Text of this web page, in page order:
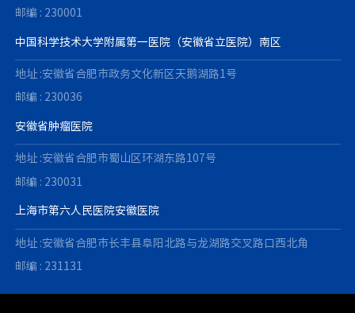
邮编 : 230001
中国科学技术大学附属第一医院（安徽省立医院）南区
地址 :安徽省合肥市政务文化新区天鹅湖路1号
邮编 : 230036
安徽省肿瘤医院
地址 :安徽省合肥市蜀山区环湖东路107号
邮编 : 230031
上海市第六人民医院安徽医院
地址 :安徽省合肥市长丰县阜阳北路与龙湖路交叉路口西北角
邮编 : 231131